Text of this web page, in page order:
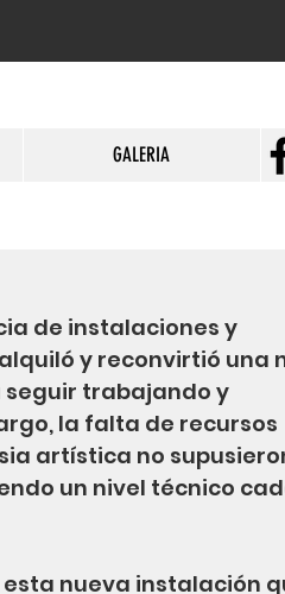
GALERIA
de instalaciones y
y reconvirtió una
seguir trabajando y
la falta de recursos
artística no
un nivel técnico
nueva instalación